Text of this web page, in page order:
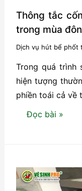
Thông tắc
trong mùa
Dịch vụ hút bể phốt
Trong quá trình
hiện tượng
phiền toái cả về
Thông
chóng
và
Đọc bài »